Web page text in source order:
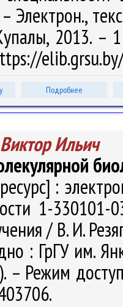
Электрон.,
2013. –
Подробнее
Ильич
:
1-330101-
/ В. И.
: ГрГУ им.
– Режим